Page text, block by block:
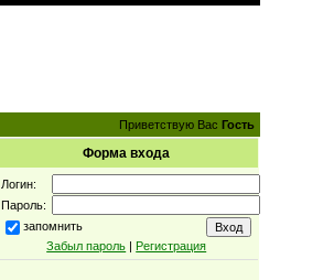
Приветствую Вас Гость
Форма входа
Логин:
Пароль:
запомнить
Забыл пароль | Регистрация